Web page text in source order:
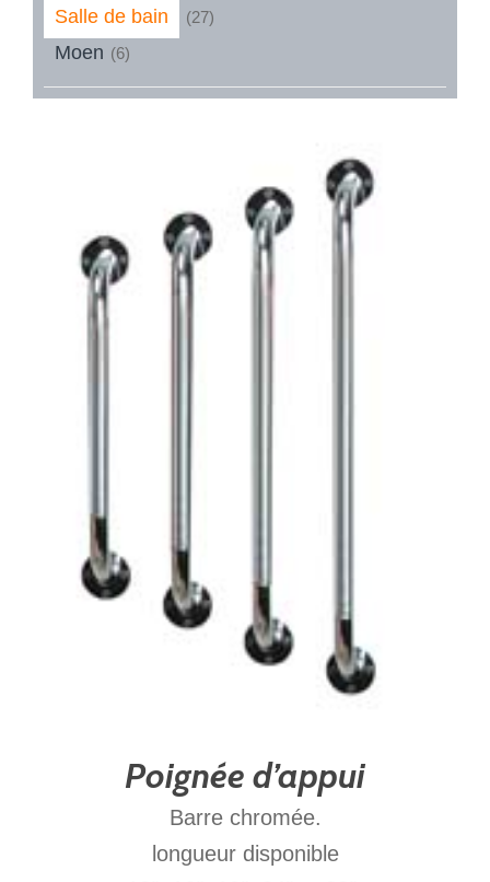
Salle de bain (27)
Moen (6)
Poignée d’appui
Barre chromée.
longueur disponible